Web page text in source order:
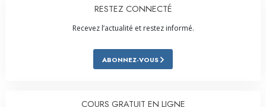
RESTEZ CONNECTÉ
Recevez l’actualité et restez informé.
ABONNEZ-VOUS
COURS GRATUIT EN LIGNE